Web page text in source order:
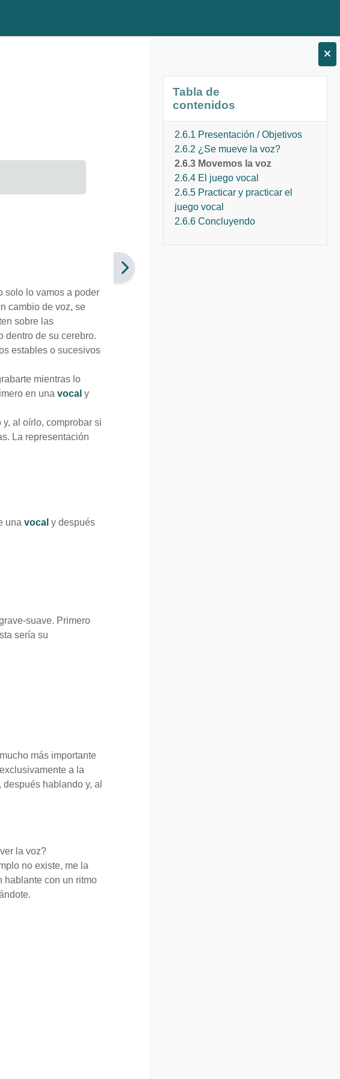
Bloques
Tabla de
contenidos
2.6.1 Presentación / Objetivos
2.6.2 ¿Se mueve la voz?
2.6.3 Movemos la voz
2.6.4 El juego vocal
2.6.5 Practicar y practicar el
juego vocal
2.6.6 Concluyendo
solo lo vamos a poder
cambio de voz, se
sobre las
dentro de su cerebro.
estables o sucesivos
mientras lo
en una vocal y
al oírlo, comprobar si
La representación
una vocal y después
suave. Primero
sería su
más importante
a la
hablando y, al
la voz?
no existe, me la
hablante con un ritmo